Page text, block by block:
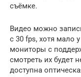
съёмке.
Видео можно
с 30 fps, хотя мало
мониторы с
смотреть их будет
доступна